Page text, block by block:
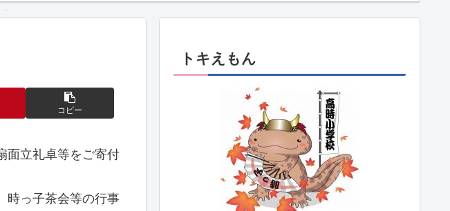
コピー
面立礼卓等をご寄付
時っ子茶会等の行事
トキえもん